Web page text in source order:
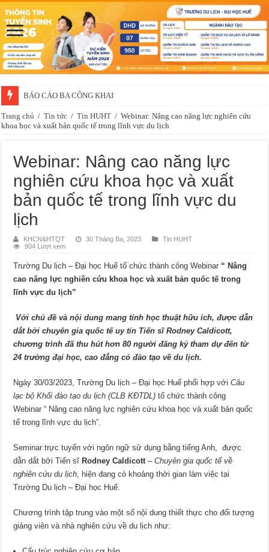
BÁO CÁO BA CÔNG KHAI
Trang chủ / Tin tức / Tin HUHT / Webinar: Nâng cao năng lực nghiên cứu
khoa học và xuất bản quốc tế trong lĩnh vực du lịch
Webinar: Nâng cao năng lực
nghiên cứu khoa học và xuất
bản quốc tế trong lĩnh vực du
lịch
KHCN&HTQT 30 Tháng Ba, 2023
Tin HUHT
904 Lượt xem
Trường Du lịch – Đại học Huế tổ chức thành công Webinar “ Nâng
cao năng lực nghiên cứu khoa học và xuất bản quốc tế trong
lĩnh vực du lịch”
Với chủ đề và nội dung mang tính học thuật hữu ích, được dẫn
dắt bởi chuyên gia quốc tế uy tín Tiến sĩ Rodney Caldicott,
chương trình đã thu hút hơn 80 người đăng ký tham dự đến từ
24 trường đại học, cao đẳng có đào tạo về du lịch.
Ngày 30/03/2023, Trường Du lịch – Đại học Huế phối hợp vớiCâu
lạc bộ Khối đào tạo du lịch (CLB KĐTDL) tổ chức thành công
Webinar “ Nâng cao năng lực nghiên cứu khoa học và xuất bản quốc
tế trong lĩnh vực du lịch”.
Seminar trực tuyến với ngôn ngữ sử dụng bằng tiếng Anh, được
dẫn dắt bởi Tiến sĩRodney Caldicott –Chuyên gia quốc tế về
nghiên cứu du lịch , hiện đang có khoảng thời gian làm việc tại
Trường Du lịch – Đại học Huế.
Chương trình tập trung vào một số nội dung thiết thực cho đối tượng
giảng viên và nhà nghiên cứu về du lịch như: